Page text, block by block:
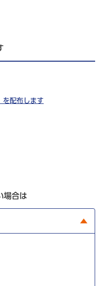
を配布します
場合は